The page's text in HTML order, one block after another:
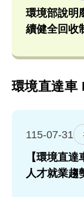
環境部說明
續健全回收
環境直達車
115-07-31
【環境直
人才就業趨